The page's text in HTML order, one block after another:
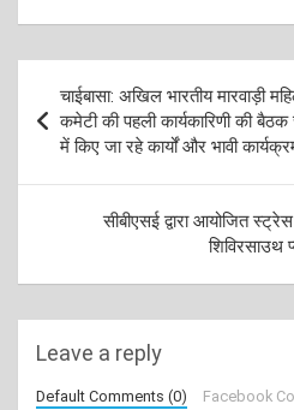
Post
navigation
चाईबासा: अखिल भारतीय मारवाड़ी
कमेटी की पहली कार्यकारिणी की
में किए जा रहे कार्यों और भावी
सीबीएसई द्वारा आयोजित
शिविरसाउथ
Leave a reply
Default Comments (0) Facebook